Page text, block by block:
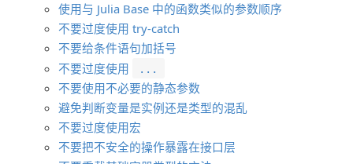
使用与 Julia Base 中的函数类似的参数顺序
不要过度使用 try-catch
不要给条件语句加括号
不要过度使用
...
不要使用不必要的静态参数
避免判断变量是实例还是类型的混乱
不要过度使用宏
不要把不安全的操作暴露在接口层